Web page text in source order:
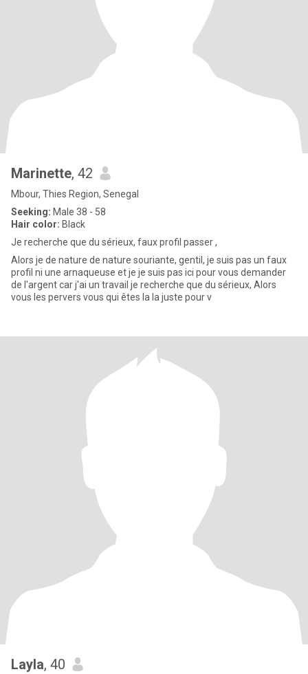
Marinette, 42
Mbour, Thies Region, Senegal
Seeking: Male 38 - 58
Hair color: Black
Je recherche que du sérieux, faux profil passer ,
Alors je de nature de nature souriante, gentil, je suis pas un faux
profil ni une arnaqueuse et je je suis pas ici pour vous demander
de l'argent car j'ai un travail je recherche que du sérieux, Alors
vous les pervers vous qui êtes la la juste pour v
Layla, 40